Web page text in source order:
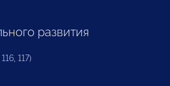
развития
117)